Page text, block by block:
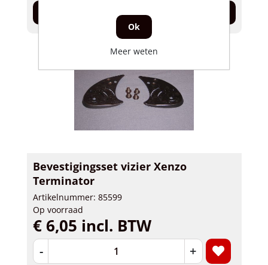
In de winkelwagen
Bevestigingsset vizier Xenzo
Terminator
Artikelnummer: 85599
Op voorraad
€ 6,05 incl. BTW
- +
Ok
Meer weten